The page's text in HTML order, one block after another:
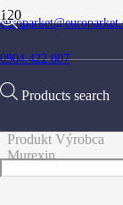
0904 422 007
Products search
Produkt Výrobca
Murexin